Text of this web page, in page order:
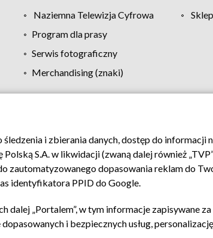
Naziemna Telewizja Cyfrowa
Program dla prasy
Serwis fotograficzny
Merchandising (znaki)
Biuro reklamy Kontakt
i zbierania danych, dostęp do informacji
S.A. w likwidacji (zwaną dalej również
zautomatyzowanego dopasowania reklam do
identyfikatora PPID do Google.
dalej „Portalem”, w tym informacje zapisywane
i bezpiecznych usług,